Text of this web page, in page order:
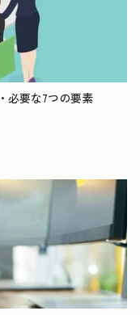
必要な7つの要素